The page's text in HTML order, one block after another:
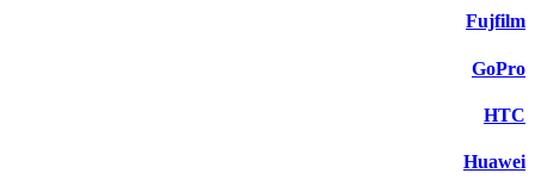
Fujfilm
GoPro
HTC
Huawei